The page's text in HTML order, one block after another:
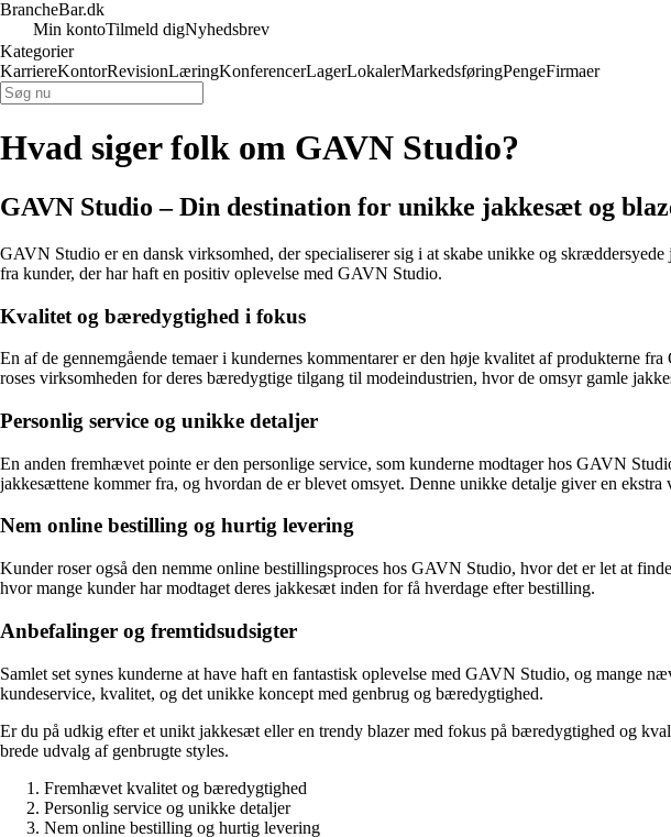
BrancheBar.dk
Min kontoTilmeld digNyhedsbrev
Kategorier
KarriereKontorRevisionLæringKonferencerLagerLokalerMarkedsføringPengeFirmaer
Hvad siger folk om GAVN Studio?
GAVN Studio – Din destination for unikke jakkesæt og
GAVN Studio er en dansk virksomhed, der specialiserer sig i at skabe unikke og
fra kunder, der har haft en positiv oplevelse med GAVN Studio.
Kvalitet og bæredygtighed i fokus
En af de gennemgående temaer i kundernes kommentarer er den høje kvalitet af produkterne
roses virksomheden for deres bæredygtige tilgang til modeindustrien, hvor de omsyr gamle
Personlig service og unikke detaljer
En anden fremhævet pointe er den personlige service, som kunderne modtager hos GAVN
jakkesættene kommer fra, og hvordan de er blevet omsyet. Denne unikke detalje giver en
Nem online bestilling og hurtig levering
Kunder roser også den nemme online bestillingsproces hos GAVN Studio, hvor det er let at
hvor mange kunder har modtaget deres jakkesæt inden for få hverdage efter bestilling.
Anbefalinger og fremtidsudsigter
Samlet set synes kunderne at have haft en fantastisk oplevelse med GAVN Studio, og mange
kundeservice, kvalitet, og det unikke koncept med genbrug og bæredygtighed.
Er du på udkig efter et unikt jakkesæt eller en trendy blazer med fokus på bæredygtighed og
brede udvalg af genbrugte styles.
Fremhævet kvalitet og bæredygtighed
Personlig service og unikke detaljer
Nem online bestilling og hurtig levering